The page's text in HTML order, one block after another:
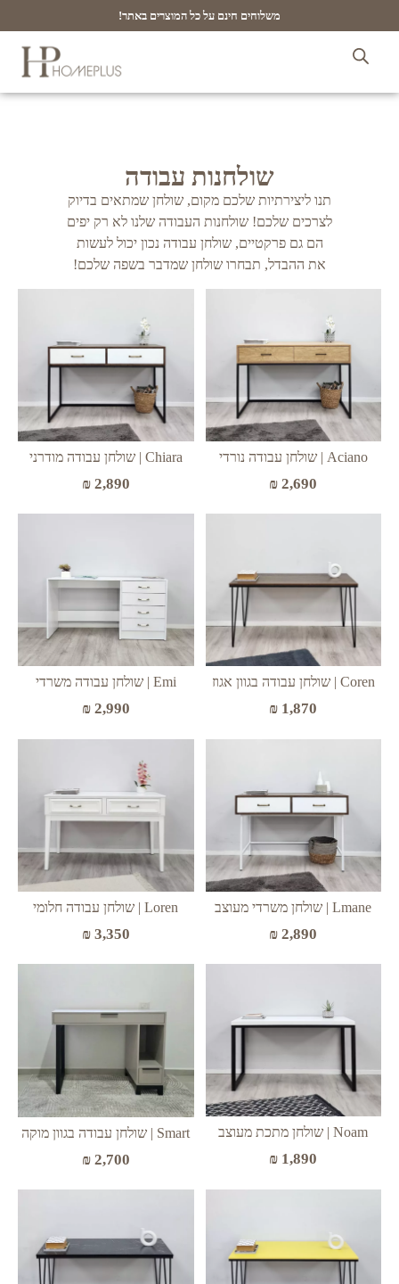
משלוחים חינם על כל המוצרים באתר!
שולחנות עבודה
תנו ליצירתיות שלכם מקום, שולחן שמתאים בדיוק
לצרכים שלכם! שולחנות העבודה שלנו לא רק יפים
הם גם פרקטיים, שולחן עבודה נכון יכול לעשות
את ההבדל, תבחרו שולחן שמדבר בשפה שלכם!
Aciano | שולחן עבודה נורדי
₪ 2,690
Chiara | שולחן עבודה מודרני
₪2,890
Coren | שולחן עבודה בגוון אגוז
₪ 1,870
Emi | שולחן עבודה משרדי
₪2,990
Lmane | שולחן משרדי מעוצב
₪ 2,890
Loren | שולחן עבודה חלומי
₪3,350
Noam | שולחן מתכת מעוצב
₪ 1,890
Smart | שולחן עבודה בגוון מוקה
₪2,700